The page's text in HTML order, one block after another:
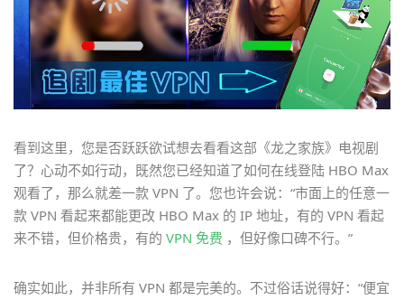
看到这里，您是否跃跃欲试想去看看这部《龙之家族》电视剧
了？心动不如行动，既然您已经知道了如何在线登陆 HBO Max
观看了，那么就差一款 VPN 了。您也许会说：“市面上的任意一
款 VPN 看起来都能更改 HBO Max 的 IP 地址，有的 VPN 看起
来不错，但价格贵，有的 VPN 免费 ，但好像口碑不行。”
确实如此，并非所有 VPN 都是完美的。不过俗话说得好：“便宜